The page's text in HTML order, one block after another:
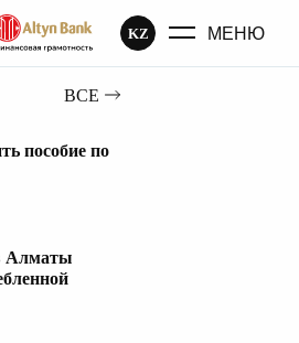
KZ МЕНЮ
ВСЕ
пособие по
Алматы